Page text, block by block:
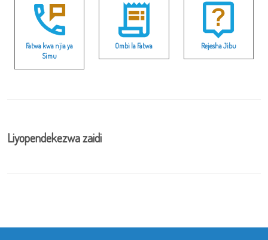
Fatwa kwa njia ya
Simu
Ombi la Fatwa Rejesha Jibu
Liyopendekezwa zaidi